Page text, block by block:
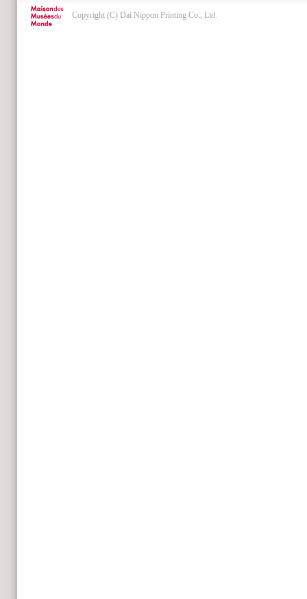
Copyright (C) Dai Nippon Printing Co., Ltd.